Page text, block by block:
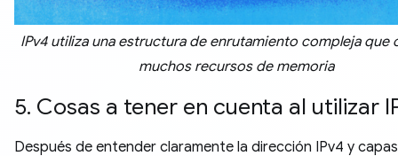
IPv4 utiliza una estructura de enrutamiento compleja que
muchos recursos de memoria
5. Cosas a tener en cuenta al utilizar
Después de entender claramente la dirección IPv4 y